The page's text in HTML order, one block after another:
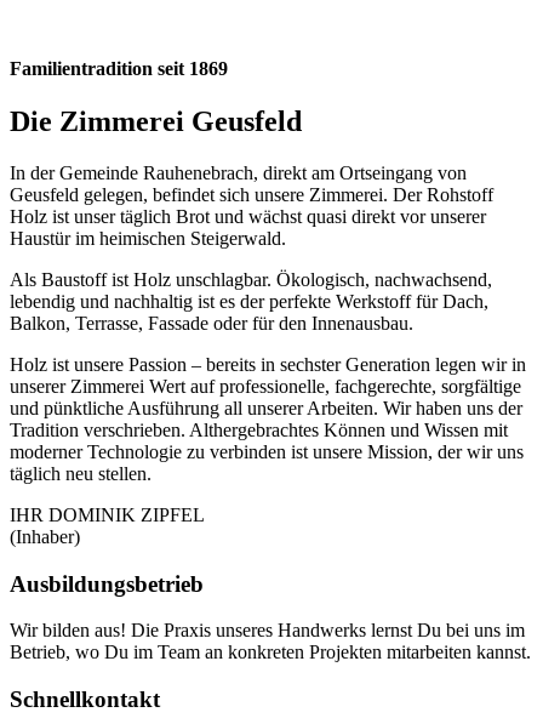
Familientradition seit 1869
Die Zimmerei Geusfeld
In der Gemeinde Rauhenebrach, direkt am Ortseingang von
Geusfeld gelegen, befindet sich unsere Zimmerei. Der Rohstoff
Holz ist unser täglich Brot und wächst quasi direkt vor unserer
Haustür im heimischen Steigerwald.
Als Baustoff ist Holz unschlagbar. Ökologisch, nachwachsend,
lebendig und nachhaltig ist es der perfekte Werkstoff für Dach,
Balkon, Terrasse, Fassade oder für den Innenausbau.
Holz ist unsere Passion – bereits in sechster Generation legen wir in
unserer Zimmerei Wert auf professionelle, fachgerechte, sorgfältige
und pünktliche Ausführung all unserer Arbeiten. Wir haben uns der
Tradition verschrieben. Althergebrachtes Können und Wissen mit
moderner Technologie zu verbinden ist unsere Mission, der wir uns
täglich neu stellen.
IHR DOMINIK ZIPFEL
(Inhaber)
Ausbildungsbetrieb
Wir bilden aus! Die Praxis unseres Handwerks lernst Du bei uns im
Betrieb, wo Du im Team an konkreten Projekten mitarbeiten kannst.
Schnellkontakt